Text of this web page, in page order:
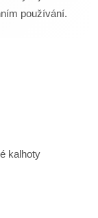
používání.
kalhoty